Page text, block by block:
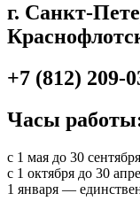
г. Санкт-
+7 (812) 209-
Часы
с 1 мая до 30
с 1 октября до 30
1 января —